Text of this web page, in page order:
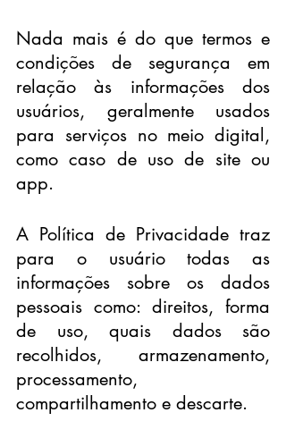
Nada mais é do que termos e
condições de segurança em
relação às informações dos
usuários, geralmente usados
para serviços no meio digital,
como caso de uso de site ou
app.
A Política de Privacidade traz
para o usuário todas as
informações sobre os dados
pessoais como: direitos, forma
de uso, quais dados são
recolhidos, armazenamento,
processamento,
compartilhamento e descarte.